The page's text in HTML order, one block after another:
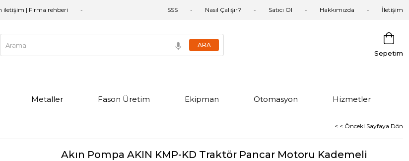
iletişim | Firma rehberi SSS Nasıl Çalışır? Satıcı Ol Hakkımızda İletişim
Sepetim
Metaller Fason Üretim Ekipman Otomasyon Hizmetler
< < Önceki Sayfaya Dön
Akın Pompa AKIN KMP-KD Traktör Pancar Motoru Kademeli